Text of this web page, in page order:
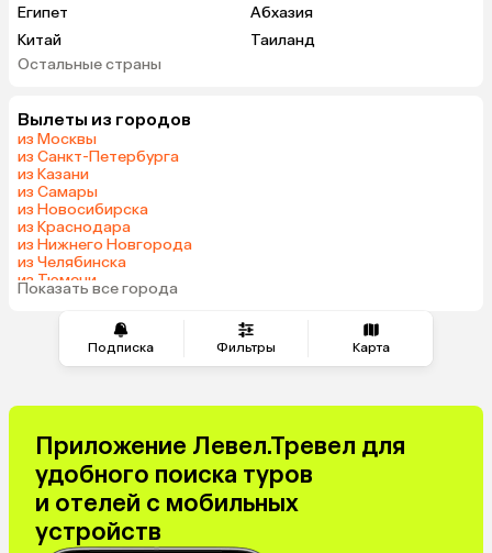
Подписка Фильтры Карта
Египет
Абхазия
Китай
Таиланд
Вьетнам
Беларусь
Казахстан
Узбекистан
Сербия
Киргизия
Саудовская Аравия
Венгрия
Остальные страны
Вылеты из городов
из Москвы
из Санкт-Петербурга
из Казани
из Самары
из Новосибирска
из Краснодара
из Нижнего Новгорода
из Челябинска
из Тюмени
из Минеральных Вод
Показать все города
Приложение Левел.Тревел для
удобного поиска туров
и отелей с мобильных
устройств